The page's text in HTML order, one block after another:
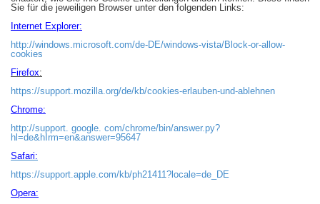
Sie für die jeweiligen Browser unter den folgenden Links:
Internet Explorer:
http://windows.microsoft.com/de-DE/windows-vista/Block-or-allow-
cookies
Firefox:
https://support.mozilla.org/de/kb/cookies-erlauben-und-ablehnen
Chrome:
http://support. google. com/chrome/bin/answer.py?
hl=de&hIrm=en&answer=95647
Safari:
https://support.apple.com/kb/ph21411?locale=de_DE
Opera: